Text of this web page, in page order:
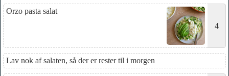
Orzo pasta salat
4
Lav nok af salaten, så der er rester til i morgen